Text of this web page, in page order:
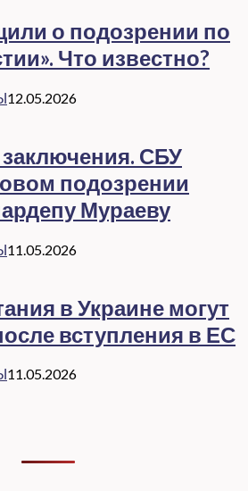
о подозрении по
Что известно?
12.05.2026
заключения. СБУ
подозрении
Мураеву
11.05.2026
в Украине могут
вступления в ЕС
11.05.2026